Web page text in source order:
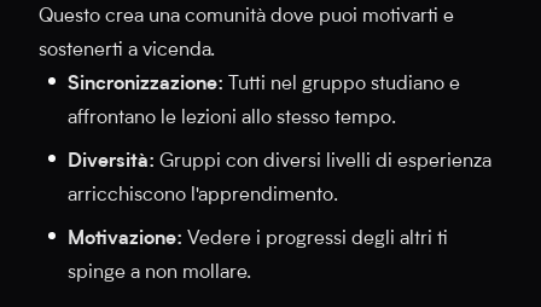
Questo crea una comunità dove puoi motivarti e
sostenerti a vicenda.
Sincronizzazione: Tutti nel gruppo studiano e
affrontano le lezioni allo stesso tempo.
Diversità: Gruppi con diversi livelli di esperienza
arricchiscono l'apprendimento.
Motivazione: Vedere i progressi degli altri ti
spinge a non mollare.